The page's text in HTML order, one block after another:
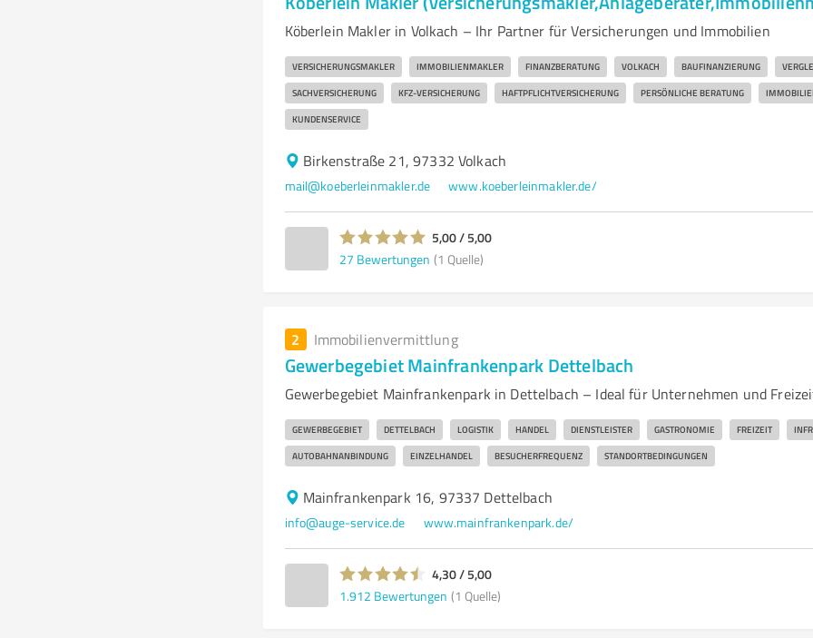
Köberlein Makler in Volkach – Ihr Partner für Versicherungen und Immobilien
VERSICHERUNGSMAKLER IMMOBILIENMAKLER FINANZBERATUNG VOLKACH BAUFINANZIERUNG
SACHVERSICHERUNG KFZ-VERSICHERUNG HAFTPFLICHTVERSICHERUNG PERSÖNLICHE BERATUNG
KUNDENSERVICE
Birkenstraße 21, 97332 Volkach
mail@koeberleinmakler.de www.koeberleinmakler.de/
5,00 / 5,00
27 Bewertungen (1 Quelle)
2 Immobilienvermittlung
Gewerbegebiet Mainfrankenpark Dettelbach
Gewerbegebiet Mainfrankenpark in Dettelbach – Ideal für Unternehmen und
GEWERBEGEBIET DETTELBACH LOGISTIK HANDEL DIENSTLEISTER GASTRONOMIE FREIZEIT
AUTOBAHNANBINDUNG EINZELHANDEL BESUCHERFREQUENZ STANDORTBEDINGUNGEN
Mainfrankenpark 16, 97337 Dettelbach
info@auge-service.de www.mainfrankenpark.de/
4,30 / 5,00
1.912 Bewertungen (1 Quelle)